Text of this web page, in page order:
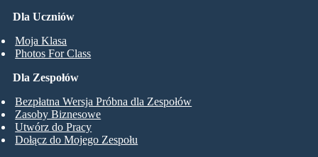
Dla Uczniów
Moja Klasa
Photos For Class
Dla Zespołów
Bezpłatna Wersja Próbna dla Zespołów
Zasoby Biznesowe
Utwórz do Pracy
Dołącz do Mojego Zespołu